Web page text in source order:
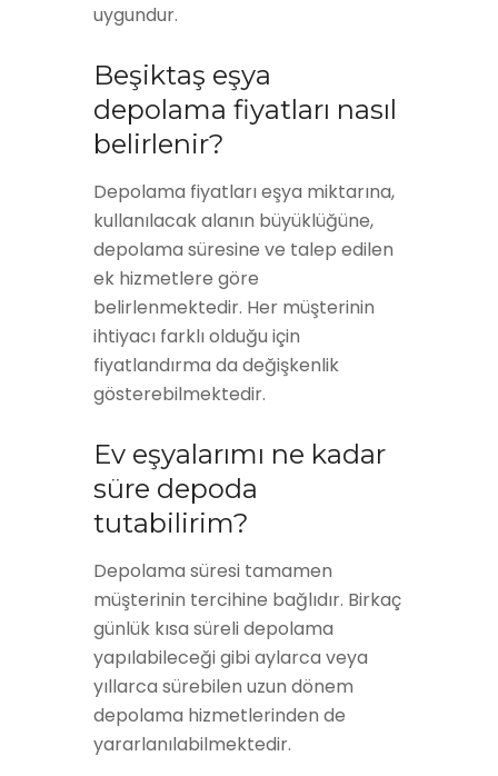
uygundur.
Beşiktaş eşya
depolama fiyatları nasıl
belirlenir?
Depolama fiyatları eşya miktarına,
kullanılacak alanın büyüklüğüne,
depolama süresine ve talep edilen
ek hizmetlere göre
belirlenmektedir. Her müşterinin
ihtiyacı farklı olduğu için
fiyatlandırma da değişkenlik
gösterebilmektedir.
Ev eşyalarımı ne kadar
süre depoda
tutabilirim?
Depolama süresi tamamen
müşterinin tercihine bağlıdır. Birkaç
günlük kısa süreli depolama
yapılabileceği gibi aylarca veya
yıllarca sürebilen uzun dönem
depolama hizmetlerinden de
yararlanılabilmektedir.